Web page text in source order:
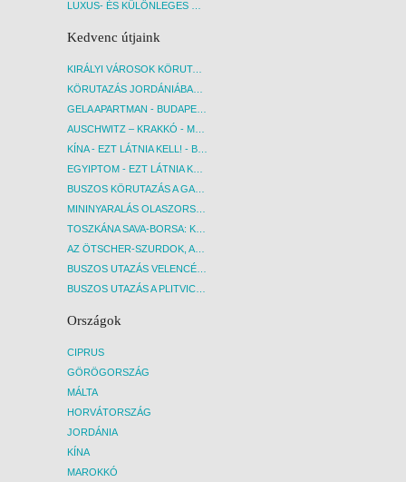
LUXUS- ÉS KÜLÖNLEGES UTAK
Kedvenc útjaink
KIRÁLYI VÁROSOK KÖRUTAZÁS KÖZVETLEN REPÜLŐJÁRATTAL - BUDAPEST, REPÜLŐ
KÖRUTAZÁS JORDÁNIÁBAN, HOLT-TENGERI PIHENÉSSEL - BUDAPEST, REPÜLŐ
GELA APARTMAN - BUDAPEST, REPÜLŐ
AUSCHWITZ – KRAKKÓ - MEGRÁZÓ IDŐUTAZÁS! - BUDAPEST, BUSZ
KÍNA - EZT LÁTNIA KELL! - BUDAPEST, REPÜLŐ
EGYIPTOM - EZT LÁTNIA KELL! - BUDAPEST, REPÜLŐ
BUSZOS KÖRUTAZÁS A GARDA-TÓ KÖRNYÉKÉN - BUDAPEST, BUSZ
MININYARALÁS OLASZORSZÁGBAN: ÉSZAK-OLASZ GYÖNGYSZEMEK NYOMÁBAN - BUDAPEST, BUSZ
TOSZKÁNA SAVA-BORSA: KÓSTOLÓK ÉS KULTURÁLIS UTAZÁS - BUDAPEST, BUSZ
AZ ÖTSCHER-SZURDOK, AUSZTRIA GRAND CANYONJA - BUDAPEST, BUSZ
BUSZOS UTAZÁS VELENCÉBE - BUDAPEST, BUSZ
BUSZOS UTAZÁS A PLITVICEI-TAVAK NEMZETI PARKBA - BUDAPEST, BUSZ
Országok
CIPRUS
GÖRÖGORSZÁG
MÁLTA
HORVÁTORSZÁG
JORDÁNIA
KÍNA
MAROKKÓ